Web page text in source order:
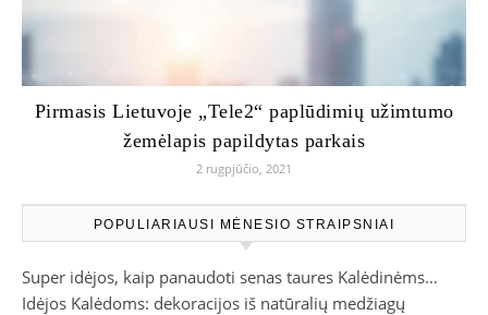
Pirmasis Lietuvoje „Tele2“ paplūdimių užimtumo
žemėlapis papildytas parkais
2 rugpjūčio, 2021
POPULIARIAUSI MĖNESIO STRAIPSNIAI
Super idėjos, kaip panaudoti senas taures Kalėdinėms…
Idėjos Kalėdoms: dekoracijos iš natūralių medžiagų